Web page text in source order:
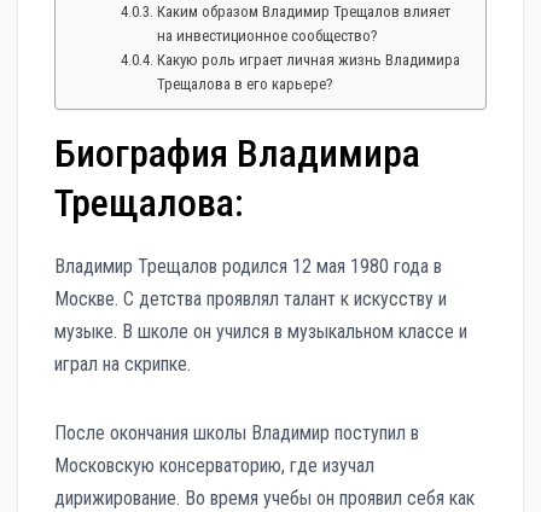
Каким образом Владимир Трещалов влияет
на инвестиционное сообщество?
Какую роль играет личная жизнь Владимира
Трещалова в его карьере?
Биография Владимира
Трещалова:
Владимир Трещалов родился 12 мая 1980 года в
Москве. С детства проявлял талант к искусству и
музыке. В школе он учился в музыкальном классе и
играл на скрипке.
После окончания школы Владимир поступил в
Московскую консерваторию, где изучал
дирижирование. Во время учебы он проявил себя как